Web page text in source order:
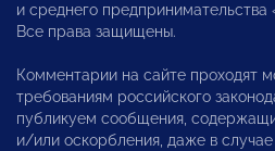
и среднего
Все права защищены.
Комментарии на сайте проходят
требованиям российского
публикуем сообщения,
и/или оскорбления, даже в